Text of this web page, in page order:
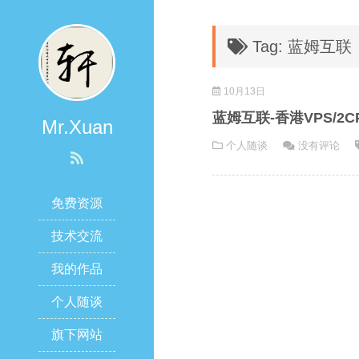
Mr.Xuan
免费资源
技术交流
我的作品
个人随谈
旗下网站
Tag: 蓝姆互联
10月13日
蓝姆互联-香港VPS/
个人随谈 没有评论